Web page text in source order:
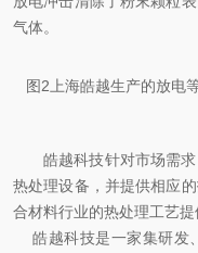
气体。
图2 上海皓越生产的放电
皓越科技针对市场需
热处理设备，并提供相应
合材料行业的热处理工艺提
皓越科技是一家集研发